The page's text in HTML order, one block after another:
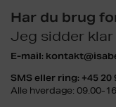
Har du brug
Jeg sidder
E-mail:
SMS eller ring: +45 20
Alle hverdage: 09.00-